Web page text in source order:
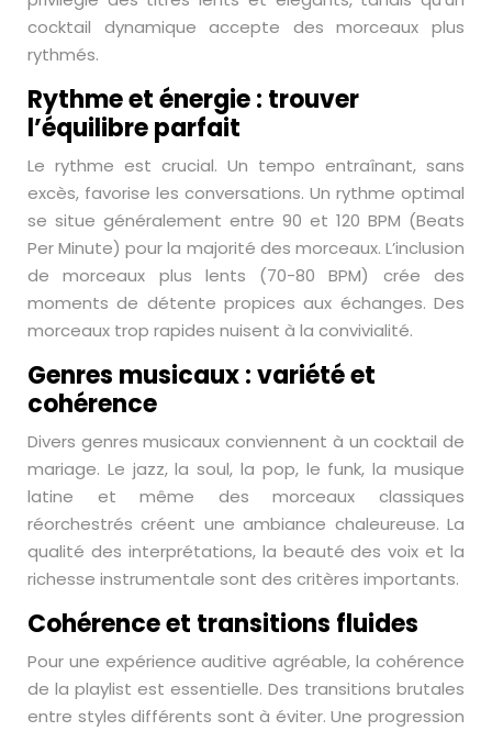
cocktail dynamique accepte des morceaux plus
rythmés.
Rythme et énergie : trouver
l’équilibre parfait
Le rythme est crucial. Un tempo entraînant, sans
excès, favorise les conversations. Un rythme optimal
se situe généralement entre 90 et 120 BPM (Beats
Per Minute) pour la majorité des morceaux. L’inclusion
de morceaux plus lents (70-80 BPM) crée des
moments de détente propices aux échanges. Des
morceaux trop rapides nuisent à la convivialité.
Genres musicaux : variété et
cohérence
Divers genres musicaux conviennent à un cocktail de
mariage. Le jazz, la soul, la pop, le funk, la musique
latine et même des morceaux classiques
réorchestrés créent une ambiance chaleureuse. La
qualité des interprétations, la beauté des voix et la
richesse instrumentale sont des critères importants.
Cohérence et transitions fluides
Pour une expérience auditive agréable, la cohérence
de la playlist est essentielle. Des transitions brutales
entre styles différents sont à éviter. Une progression